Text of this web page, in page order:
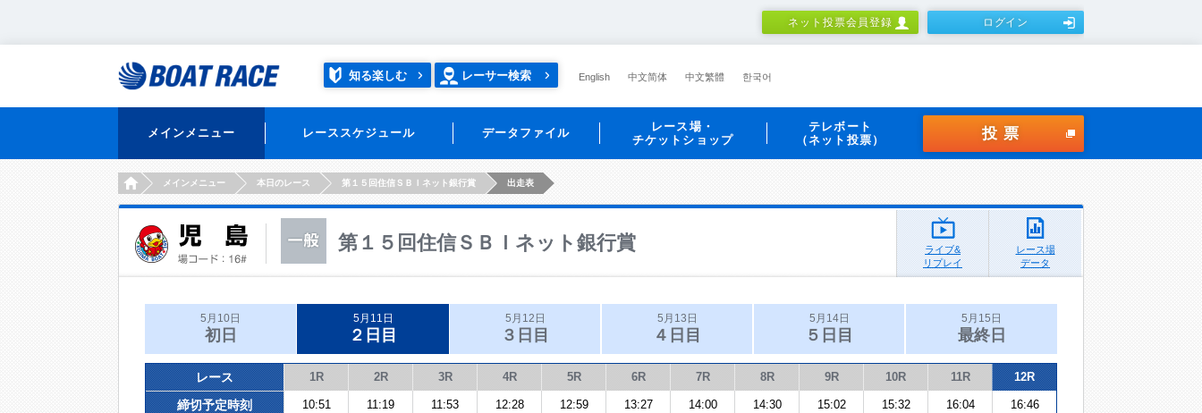
ネット投票会員登録 ログイン
知る楽しむ レーサー検索 English 中文简体 中文繁體 한국어
メインメニュー レーススケジュール データファイル
レース場・
チケットショップ
テレボート
（ネット投票）
投票
HOMEメインメニュー 本日のレース 第１５回住信ＳＢＩネット銀行賞 出走表
第１５回住信ＳＢＩネット銀行賞
ライブ&
リプレイ
レース場
データ
5月10日
初日
5月11日
２日目
5月12日
３日目
5月13日
４日目
5月14日
５日目
5月15日
最終日
レース 1R 2R 3R 4R 5R 6R 7R 8R 9R 10R 11R 12R
締切予定時刻 10:51 11:19 11:53 12:28 12:59 13:27 14:00 14:30 15:02 15:32 16:04 16:46